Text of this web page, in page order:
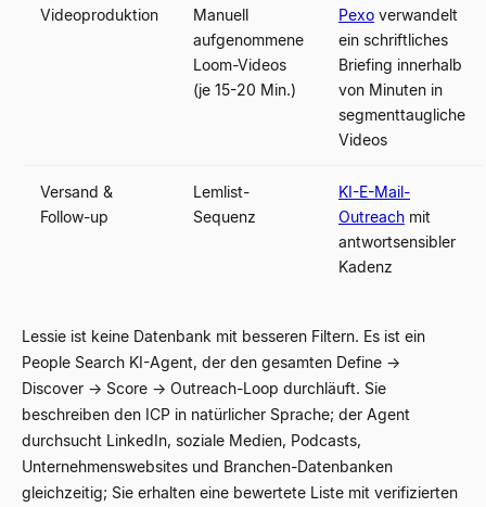
Videoproduktion
Manuell
aufgenommene
Loom-Videos
(je 15-20 Min.)
Pexo verwandelt
ein schriftliches
Briefing innerhalb
von Minuten in
segmenttaugliche
Videos
Versand &
Follow-up
Lemlist-
Sequenz
KI-E-Mail-
Outreach mit
antwortsensibler
Kadenz
Lessie ist keine Datenbank mit besseren Filtern. Es ist ein
People Search KI-Agent, der den gesamten Define →
Discover → Score → Outreach-Loop durchläuft. Sie
beschreiben den ICP in natürlicher Sprache; der Agent
durchsucht LinkedIn, soziale Medien, Podcasts,
Unternehmenswebsites und Branchen-Datenbanken
gleichzeitig; Sie erhalten eine bewertete Liste mit verifizierten